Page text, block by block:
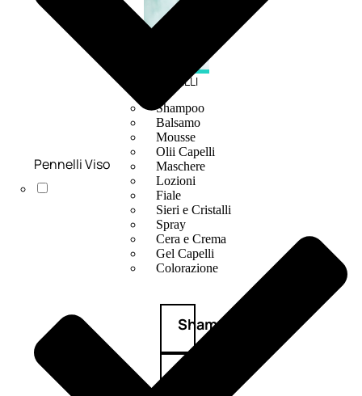
CAPELLI
Shampoo
Balsamo
Mousse
Olii Capelli
Maschere
Lozioni
Fiale
Sieri e Cristalli
Spray
Cera e Crema
Gel Capelli
Colorazione
Shampoo
Pennelli Viso